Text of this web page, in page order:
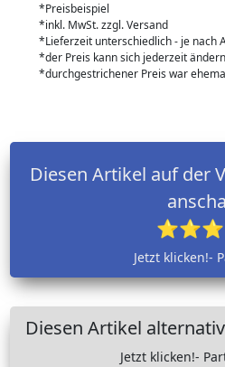
*Preisbeispiel
*inkl. MwSt. zzgl. Versand
*Lieferzeit unterschiedlich - je nach
*der Preis kann sich jederzeit
*durchgestrichener Preis war
Diesen Artikel auf der
Jetzt klicken!-
Diesen Artikel
Jetzt klicken!-